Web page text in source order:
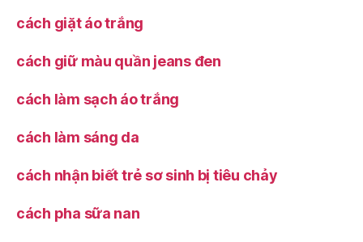
cách giặt áo trắng
cách giữ màu quần jeans đen
cách làm sạch áo trắng
cách làm sáng da
cách nhận biết trẻ sơ sinh bị tiêu chảy
cách pha sữa nan